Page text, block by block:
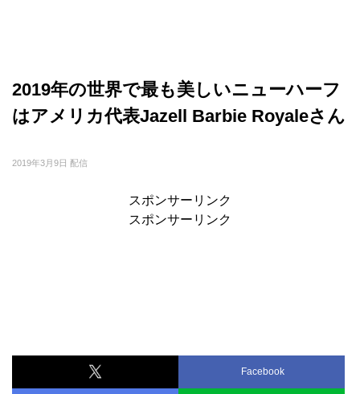
2019年の世界で最も美しいニューハーフ
はアメリカ代表Jazell Barbie Royaleさん
2019年3月9日 配信
スポンサーリンク
スポンサーリンク
Facebook